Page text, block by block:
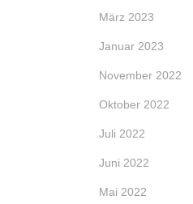
März 2023
Januar 2023
November 2022
Oktober 2022
Juli 2022
Juni 2022
Mai 2022